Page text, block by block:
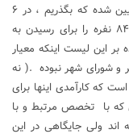
مرکزی نگران کننده مبنی بر تصمیمات از پیش تعیین شده که بگذریم ، در ۶
خرداد ۱۴۰۰ سخنگوی شورای ائتلاف یک لیست ۸۴ نفره را برای رسیدن به
بر این لیست اینکه معیار
و شورای شهر نبوده .( نه
که کارآمدی اینها برای
که با تخصص مرتبط و با
اند ولی جایگاهی در این